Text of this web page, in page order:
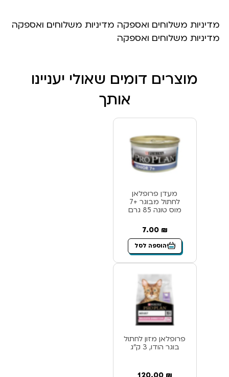
מדיניות משלוחים ואספקה מדיניות משלוחים ואספקה
מדיניות משלוחים ואספקה
מוצרים דומים שאולי יעניינו
אותך
מעדן פרופלאן
לחתול מבוגר +7
מוס טונה 85 גרם
7.00 ₪
הוספה לסל
פרופלאן מזון לחתול
בוגר הודו, 3 ק”ג
120.00 ₪